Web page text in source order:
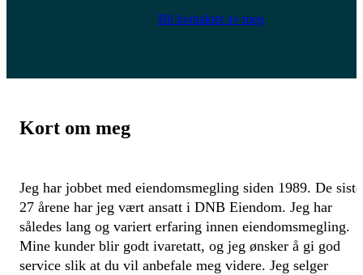
Bli kontaktet av meg
Kort om meg
Jeg har jobbet med eiendomsmegling siden 1989. De siste
27 årene har jeg vært ansatt i DNB Eiendom. Jeg har
således lang og variert erfaring innen eiendomsmegling.
Mine kunder blir godt ivaretatt, og jeg ønsker å gi god
service slik at du vil anbefale meg videre. Jeg selger